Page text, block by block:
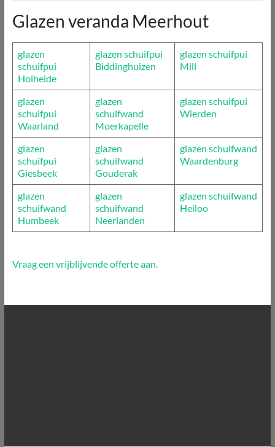
Glazen veranda Meerhout
glazen
schuifpui
Holheide
glazen schuifpui
Biddinghuizen
glazen schuifpui
Mill
glazen
schuifpui
Waarland
glazen
schuifwand
Moerkapelle
glazen schuifpui
Wierden
glazen
schuifpui
Giesbeek
glazen
schuifwand
Gouderak
glazen schuifwand
Waardenburg
glazen
schuifwand
Humbeek
glazen
schuifwand
Neerlanden
glazen schuifwand
Heiloo
Vraag een vrijblijvende offerte aan.